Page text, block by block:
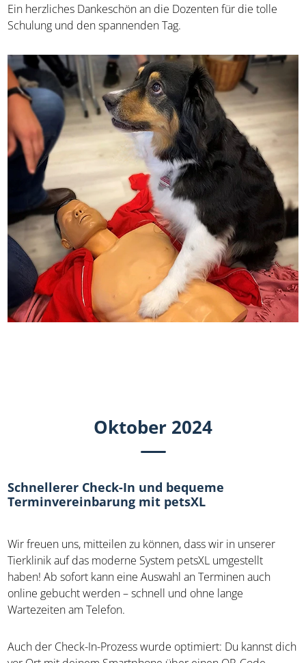
Ein herzliches Dankeschön an die Dozenten für die tolle
Schulung und den spannenden Tag.
Oktober 2024
Schnellerer Check-In und bequeme
Terminvereinbarung mit petsXL
Wir freuen uns, mitteilen zu können, dass wir in unserer
Tierklinik auf das moderne System petsXL umgestellt
haben! Ab sofort kann eine Auswahl an Terminen auch
online gebucht werden – schnell und ohne lange
Wartezeiten am Telefon.
Auch der Check-In-Prozess wurde optimiert: Du kannst dich